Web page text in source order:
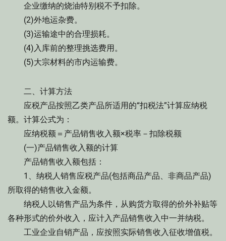
企业缴纳的烧油特别税不予扣除。
(2)外地运杂费。
(3)运输途中的合理损耗。
(4)入库前的整理挑选费用。
(5)大宗材料的市内运输费。
二、计算方法
应税产品按照乙类产品所适用的“扣税法”计算应纳税
额。计算公式为：
应纳税额＝产品销售收入额×税率－扣除税额
(一)产品销售收入额的计算
产品销售收入额包括：
1、纳税人销售应税产品(包括商品产品、非商品产品)
所取得的销售收入金额。
纳税人以销售产品为条件，从购货方取得的价外补贴等
各种形式的价外收入，应计入产品销售收入中一并纳税。
工业企业自销产品，应按照实际销售收入征收增值税。